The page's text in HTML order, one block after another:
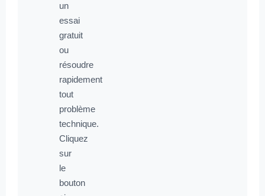
un
essai
gratuit
ou
résoudre
rapidement
tout
problème
technique.
Cliquez
sur
le
bouton